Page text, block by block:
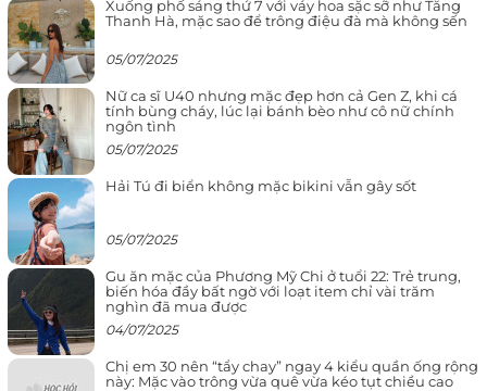
Xuống phố sáng thứ 7 với váy hoa sặc sỡ như Tăng
Thanh Hà, mặc sao để trông điệu đà mà không sến
05/07/2025
Nữ ca sĩ U40 nhưng mặc đẹp hơn cả Gen Z, khi cá
tính bùng cháy, lúc lại bánh bèo như cô nữ chính
ngôn tình
05/07/2025
Hải Tú đi biển không mặc bikini vẫn gây sốt
05/07/2025
Gu ăn mặc của Phương Mỹ Chi ở tuổi 22: Trẻ trung,
biến hóa đầy bất ngờ với loạt item chỉ vài trăm
nghìn đã mua được
04/07/2025
Chị em 30 nên “tẩy chay” ngay 4 kiểu quần ống rộng
này: Mặc vào trông vừa quê vừa kéo tụt chiều cao